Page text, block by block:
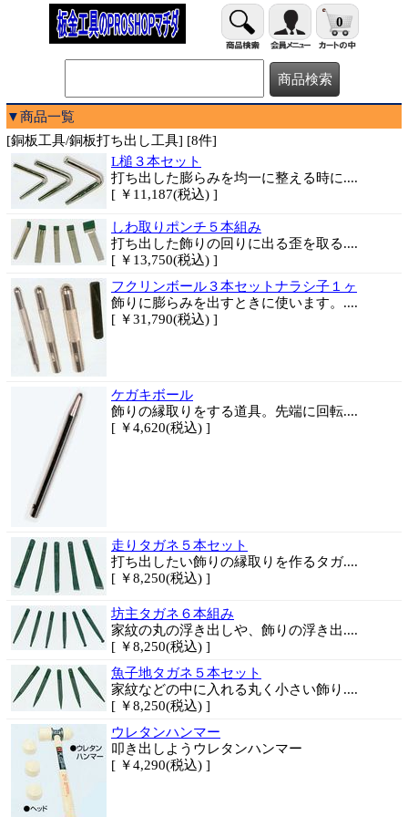
0
▼商品一覧
[銅板工具/銅板打ち出し工具] [8件]
L槌３本セット
打ち出した膨らみを均一に整える時に....
[ ￥11,187(税込) ]
しわ取りポンチ５本組み
打ち出した飾りの回りに出る歪を取る....
[ ￥13,750(税込) ]
フクリンボール３本セットナラシ子１ヶ
飾りに膨らみを出すときに使います。....
[ ￥31,790(税込) ]
ケガキボール
飾りの縁取りをする道具。先端に回転....
[ ￥4,620(税込) ]
走りタガネ５本セット
打ち出したい飾りの縁取りを作るタガ....
[ ￥8,250(税込) ]
坊主タガネ６本組み
家紋の丸の浮き出しや、飾りの浮き出....
[ ￥8,250(税込) ]
魚子地タガネ５本セット
家紋などの中に入れる丸く小さい飾り....
[ ￥8,250(税込) ]
ウレタンハンマー
叩き出しようウレタンハンマー
[ ￥4,290(税込) ]